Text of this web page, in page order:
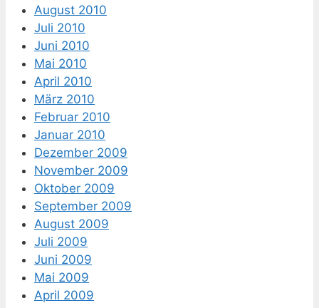
August 2010
Juli 2010
Juni 2010
Mai 2010
April 2010
März 2010
Februar 2010
Januar 2010
Dezember 2009
November 2009
Oktober 2009
September 2009
August 2009
Juli 2009
Juni 2009
Mai 2009
April 2009